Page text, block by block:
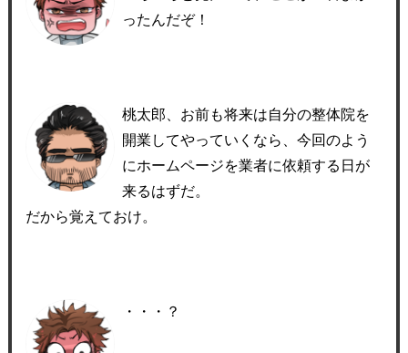
ったんだぞ！
桃太郎、お前も将来は自分の整体院を
開業してやっていくなら、今回のよう
にホームページを業者に依頼する日が
来るはずだ。
だから覚えておけ。
・・・？